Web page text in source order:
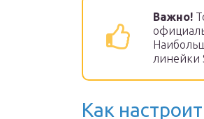
Важно!
линейки
Как